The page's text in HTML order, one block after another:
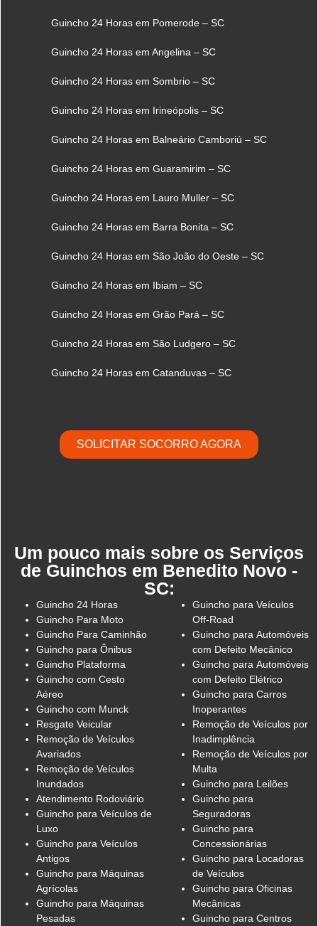
Guincho 24 Horas em Pomerode – SC
Guincho 24 Horas em Angelina – SC
Guincho 24 Horas em Sombrio – SC
Guincho 24 Horas em Irineópolis – SC
Guincho 24 Horas em Balneário Camboriú – SC
Guincho 24 Horas em Guaramirim – SC
Guincho 24 Horas em Lauro Muller – SC
Guincho 24 Horas em Barra Bonita – SC
Guincho 24 Horas em São João do Oeste – SC
Guincho 24 Horas em Ibiam – SC
Guincho 24 Horas em Grão Pará – SC
Guincho 24 Horas em São Ludgero – SC
Guincho 24 Horas em Catanduvas – SC
SOLICITAR SOCORRO AGORA
Um pouco mais sobre os Serviços
de Guinchos em Benedito Novo -
SC:
Guincho 24 Horas
Guincho Para Moto
Guincho Para Caminhão
Guincho para Ônibus
Guincho Plataforma
Guincho com Cesto
Aéreo
Guincho com Munck
Resgate Veicular
Remoção de Veículos
Avariados
Remoção de Veículos
Inundados
Atendimento Rodoviário
Guincho para Veículos de
Luxo
Guincho para Veículos
Antigos
Guincho para Máquinas
Agrícolas
Guincho para Máquinas
Pesadas
Guincho para Veículos
Off-Road
Guincho para Automóveis
com Defeito Mecânico
Guincho para Automóveis
com Defeito Elétrico
Guincho para Carros
Inoperantes
Remoção de Veículos por
Inadimplência
Remoção de Veículos por
Multa
Guincho para Leilões
Guincho para
Seguradoras
Guincho para
Concessionárias
Guincho para Locadoras
de Veículos
Guincho para Oficinas
Mecânicas
Guincho para Centros